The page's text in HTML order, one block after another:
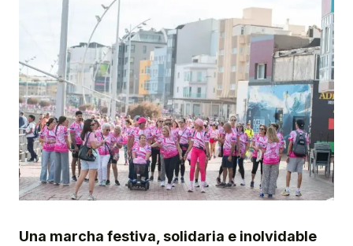
Una marcha festiva, solidaria e inolvidable